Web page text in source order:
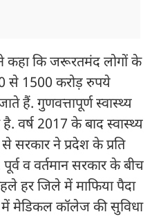
कहा कि जरूरतमंद लोगों के
से 1500 करोड़ रुपये
हैं. गुणवत्तापूर्ण स्वास्थ्य
2017 के बाद स्वास्थ्य
सरकार ने प्रदेश के प्रति
व वर्तमान सरकार के बीच
हर जिले में माफिया पैदा
मेडिकल कॉलेज की सुविधा